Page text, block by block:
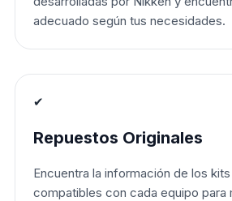
adecuado según tus necesidades.
✔
Repuestos Originales
Encuentra la información de los
compatibles con cada equipo para